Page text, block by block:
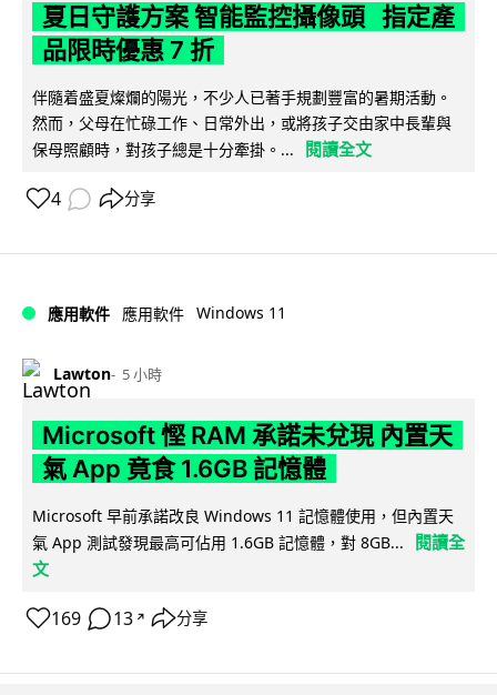
夏日守護方案 智能監控攝像頭 指定產
品限時優惠 7 折
伴隨着盛夏燦爛的陽光，不少人已著手規劃豐富的暑期活動。
然而，父母在忙碌工作、日常外出，或將孩子交由家中長輩與
保母照顧時，對孩子總是十分牽掛。...
閱讀全文
4 分享
應用軟件 應用軟件 Windows 11
Lawton 5 小時
Microsoft 慳 RAM 承諾未兌現 內置天
氣 App 竟食 1.6GB 記憶體
Microsoft 早前承諾改良 Windows 11 記憶體使用，但內置天
氣 App 測試發現最高可佔用 1.6GB 記憶體，對 8GB...
閱讀全
文
169 13 ↗ 分享